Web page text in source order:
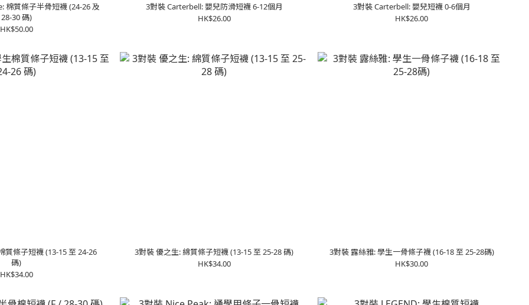
棉質條子半骨短襪 (24-26 及
28-30 碼)
HK$50.00
3對裝 Carterbell: 嬰兒防滑短襪 6-12個月
HK$26.00
3對裝 Carterbell: 嬰兒短襪 0-6個月
HK$26.00
質條子短襪 (13-15 至 24-26
碼)
HK$34.00
3對裝 優之生: 綿質條子短襪 (13-15 至 25-28 碼)
HK$34.00
3對裝 露絲雅: 學生一骨條子襪 (16-18 至 25-28碼)
HK$30.00